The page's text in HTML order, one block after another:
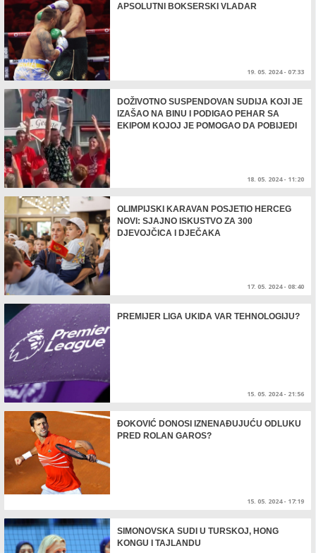
APSOLUTNI BOKSERSKI VLADAR
19. 05. 2024 - 07:33
DOŽIVOTNO SUSPENDOVAN SUDIJA KOJI JE
IZAŠAO NA BINU I PODIGAO PEHAR SA
EKIPOM KOJOJ JE POMOGAO DA POBIJEDI
18. 05. 2024 - 11:20
OLIMPIJSKI KARAVAN POSJETIO HERCEG
NOVI: SJAJNO ISKUSTVO ZA 300
DJEVOJČICA I DJEČAKA
17. 05. 2024 - 08:40
PREMIJER LIGA UKIDA VAR TEHNOLOGIJU?
15. 05. 2024 - 21:56
ĐOKOVIĆ DONOSI IZNENAĐUJUĆU ODLUKU
PRED ROLAN GAROS?
15. 05. 2024 - 17:19
SIMONOVSKA SUDI U TURSKOJ, HONG
KONGU I TAJLANDU